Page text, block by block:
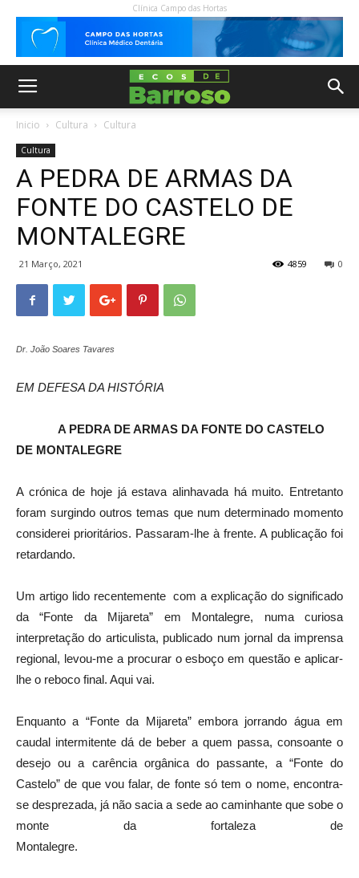
Clínica Campo das Hortas
Inicio Cultura Cultura
Cultura
A PEDRA DE ARMAS DA
FONTE DO CASTELO DE
MONTALEGRE
21 Março, 2021 0
4859
Dr. João Soares Tavares
EM DEFESA DA HISTÓRIA
A PEDRA DE ARMAS DA FONTE DO CASTELO
DE MONTALEGRE
A crónica de hoje já estava alinhavada há muito. Entretanto
foram surgindo outros temas que num determinado momento
considerei prioritários. Passaram-lhe à frente. A publicação foi
retardando.
Um artigo lido recentemente com a explicação do significado
da “Fonte da Mijareta” em Montalegre, numa curiosa
interpretação do articulista, publicado num jornal da imprensa
regional, levou-me a procurar o esboço em questão e aplicar-
lhe o reboco final. Aqui vai.
Enquanto a “Fonte da Mijareta” embora jorrando água em
caudal intermitente dá de beber a quem passa, consoante o
desejo ou a carência orgânica do passante, a “Fonte do
Castelo” de que vou falar, de fonte só tem o nome, encontra-
se desprezada, já não sacia a sede ao caminhante que sobe o
monte da fortaleza de
Montalegre.